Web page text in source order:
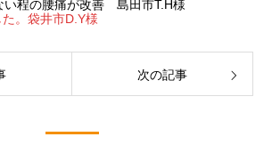
。袋井市D.Y様
次の記事